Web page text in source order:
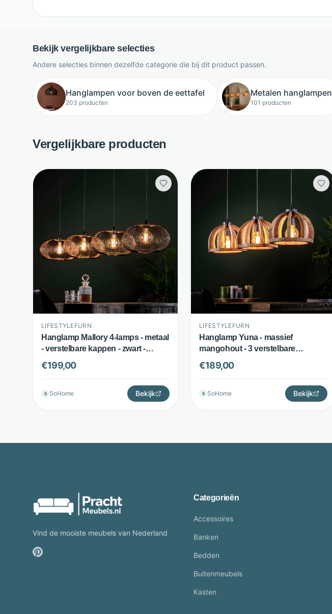
Bekijk vergelijkbare selecties
Andere selecties binnen dezelfde categorie die bij dit product passen.
Hanglampen voor boven de eettafel
203 producten
Metalen hanglampen
101 producten
Vergelijkbare producten
LIFESTYLEFURN
Hanglamp Mallory 4-lamps - metaal
- verstelbare kappen - zwart -
LifestyleFurn
€199,00
S SoHome Bekijk
LIFESTYLEFURN
Hanglamp Yuna - massief
mangohout - 3 verstelbare
lampenkappen - naturel -
LifestyleFurn
€189,00
S SoHome Bekijk
Vind de mooiste meubels van Nederland
Categorieën
Accessoires
Banken
Bedden
Buitenmeubels
Kasten